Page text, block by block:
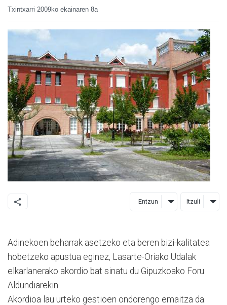
Txintxarri 2009ko ekainaren 8a
Entzun Itzuli
Adinekoen beharrak asetzeko eta beren bizi-kalitatea
hobetzeko apustua eginez, Lasarte-Oriako Udalak
elkarlanerako akordio bat sinatu du Gipuzkoako Foru
Aldundiarekin.
Akordioa lau urteko gestioen ondorengo emaitza da.